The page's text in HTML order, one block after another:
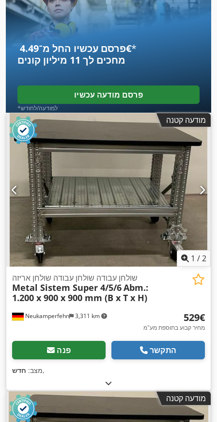
פרסם עכשיו החל מ־‏4.49 ‏€*
מחכים לך 11 מיליון קונים
פרסם מודעה עכשיו
*למודעה/לחודש
מודעה קטנה
1 /2
Neukamperfehn 3,311 km
שולחן עבודה שולחן עבודה שולחן אריזה
Metal Sistem Super 4/5/6Abm.:
1.200 x 900 x 900 mm (B x T x H)
‏529 ‏€
מחיר קבוע בתוספת מע"מ
פנה התקשר
מצב: חדש ,
מודעה קטנה